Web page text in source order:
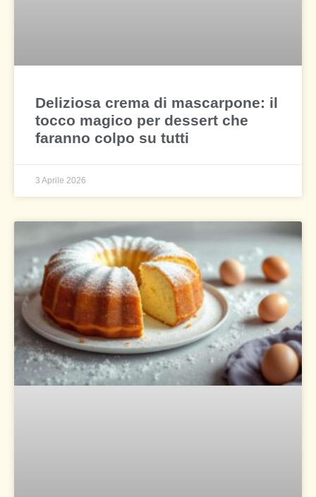
Deliziosa crema di mascarpone: il
tocco magico per dessert che
faranno colpo su tutti
3 Aprile 2026